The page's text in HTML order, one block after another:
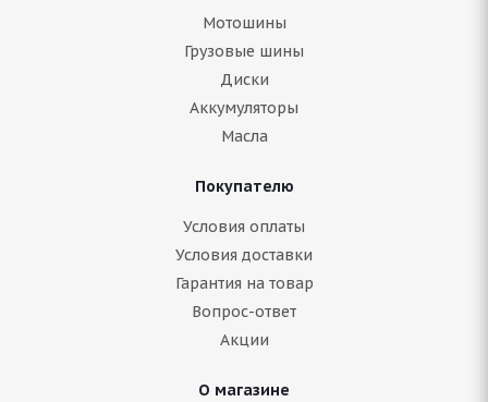
Antares Grip 20 205/70 R15C 106/104S
Мотошины
Грузовые шины
Диски
Аккумуляторы
Масла
Покупателю
Условия оплаты
Условия доставки
Гарантия на товар
Вопрос-ответ
Акции
О магазине